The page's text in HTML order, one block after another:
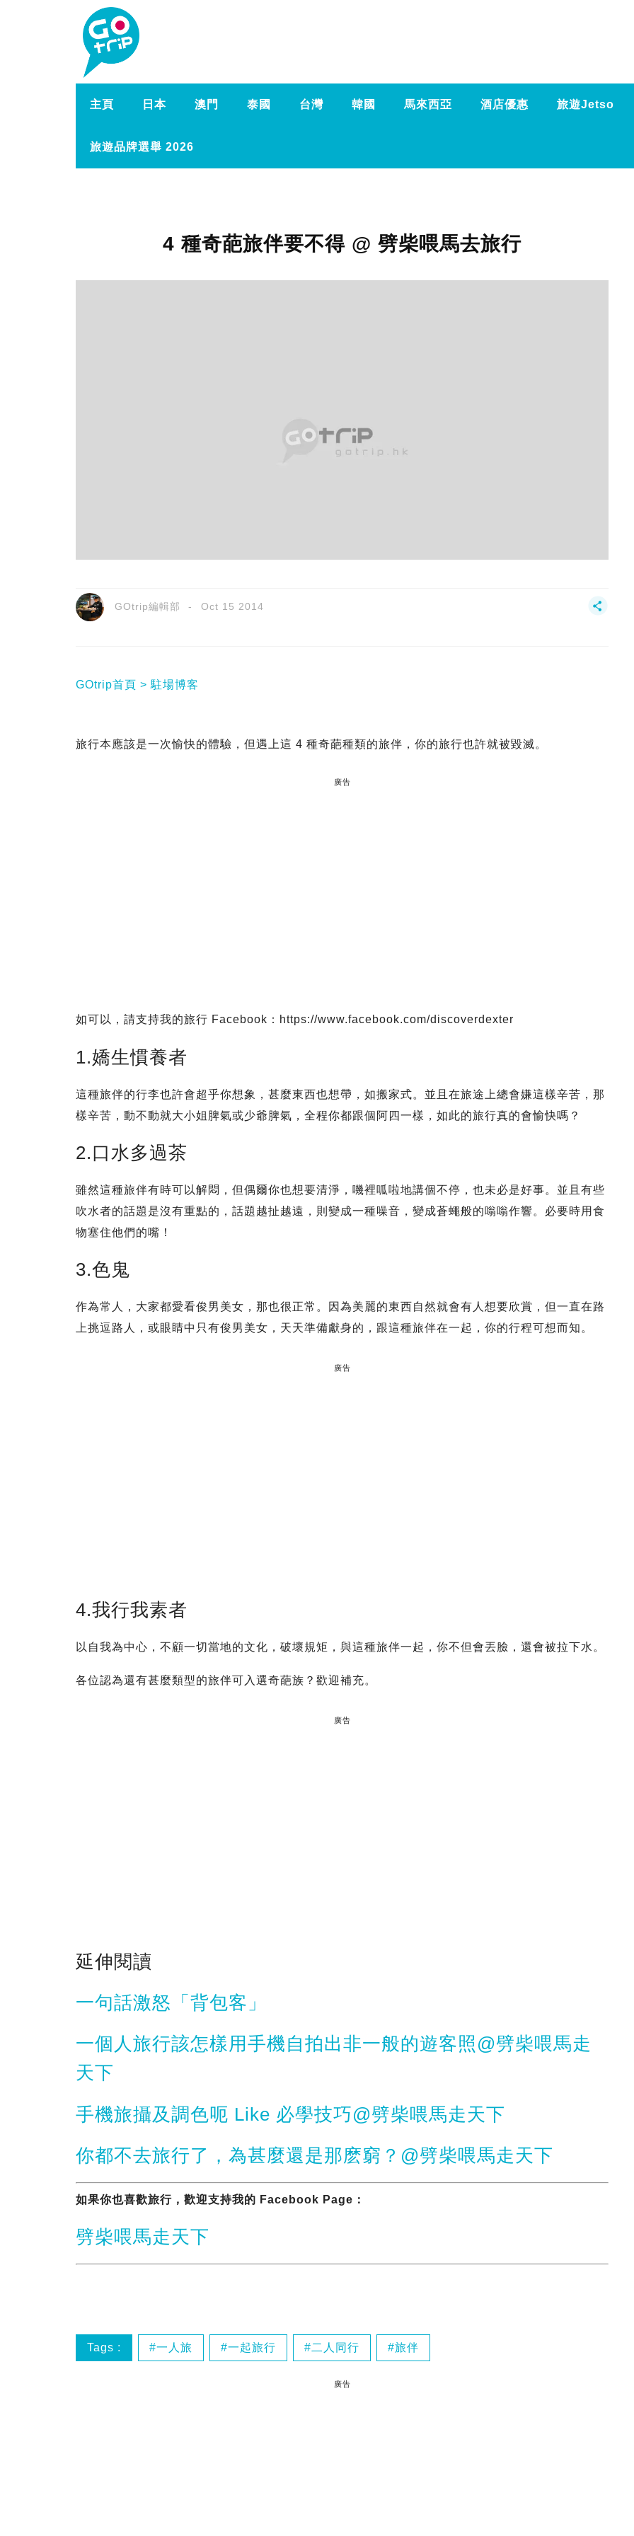
主頁 日本 澳門 泰國 台灣 韓國 馬來西亞 酒店優惠 旅遊Jetso
旅遊品牌選舉 2026
4 種奇葩旅伴要不得 @ 劈柴喂馬去旅行
GOtrip編輯部 Oct 15 2014
GOtrip首頁 駐場博客
旅行本應該是一次愉快的體驗，但遇上這 4 種奇葩種類的旅伴，你的旅行也許就被毀滅。
廣告
如可以，請支持我的旅行 Facebook：https://www.facebook.com/discoverdexter
1.嬌生慣養者
這種旅伴的行李也許會超乎你想象，甚麼東西也想帶，如搬家式。並且在旅途上總會嫌這樣辛苦，那
樣辛苦，動不動就大小姐脾氣或少爺脾氣，全程你都跟個阿四一樣，如此的旅行真的會愉快嗎？
2.口水多過茶
雖然這種旅伴有時可以解悶，但偶爾你也想要清淨，嘰裡呱啦地講個不停，也未必是好事。並且有些
吹水者的話題是沒有重點的，話題越扯越遠，則變成一種噪音，變成蒼蠅般的嗡嗡作響。必要時用食
物塞住他們的嘴！
3.色鬼
作為常人，大家都愛看俊男美女，那也很正常。因為美麗的東西自然就會有人想要欣賞，但一直在路
上挑逗路人，或眼睛中只有俊男美女，天天準備獻身的，跟這種旅伴在一起，你的行程可想而知。
廣告
4.我行我素者
以自我為中心，不顧一切當地的文化，破壞規矩，與這種旅伴一起，你不但會丟臉，還會被拉下水。
各位認為還有甚麼類型的旅伴可入選奇葩族？歡迎補充。
廣告
延伸閱讀
一句話激怒「背包客」
一個人旅行該怎樣用手機自拍出非一般的遊客照@劈柴喂馬走
天下
手機旅攝及調色呃 Like 必學技巧@劈柴喂馬走天下
你都不去旅行了，為甚麼還是那麽窮？@劈柴喂馬走天下
如果你也喜歡旅行，歡迎支持我的 Facebook Page：
劈柴喂馬走天下
Tags : 一人旅 一起旅行 二人同行 旅伴
廣告